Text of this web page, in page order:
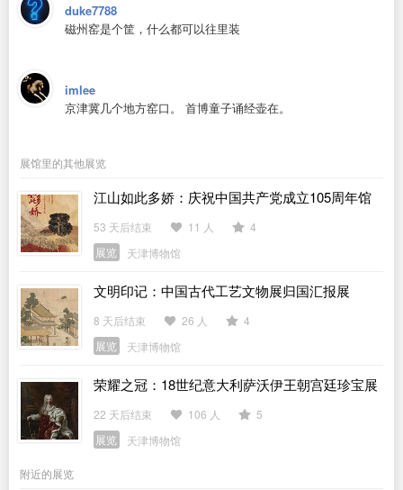
duke7788
磁州窑是个筐，什么都可以往里装
imlee
京津冀几个地方窑口。 首博童子诵经壶在。
展馆里的其他展览
江山如此多娇：庆祝中国共产党成立105周年馆
藏书画特展
53 天后结束 11 人
4
展览
天津博物馆
文明印记：中国古代工艺文物展归国汇报展
8 天后结束 26 人
4
展览
天津博物馆
荣耀之冠：18世纪意大利萨沃伊王朝宫廷珍宝展
22 天后结束 106 人
5
展览
天津博物馆
附近的展览